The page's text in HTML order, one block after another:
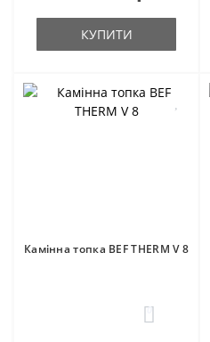
КУПИТИ
Камінна топка BEF THERM V 8
0